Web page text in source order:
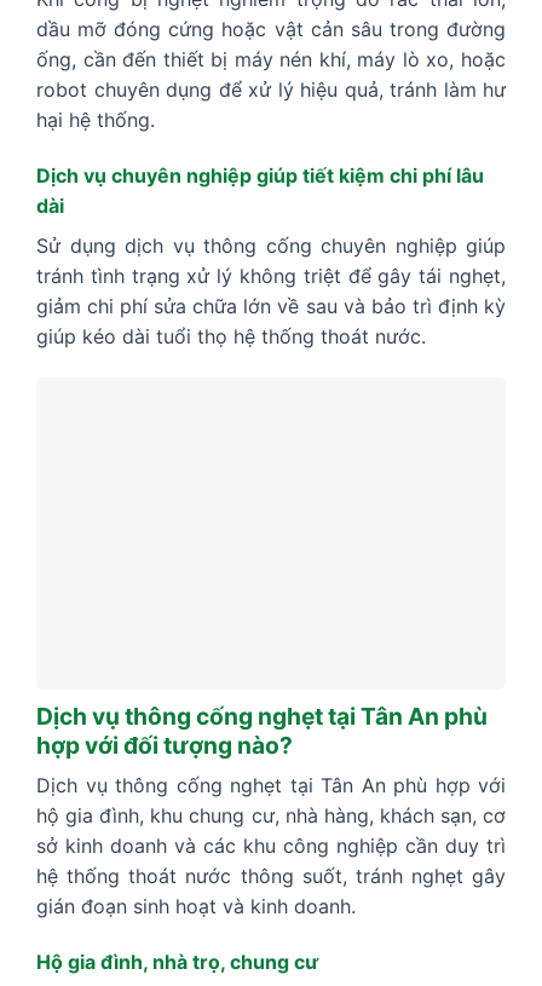
dầu mỡ đóng cứng hoặc vật cản sâu trong đường
ống, cần đến thiết bị máy nén khí, máy lò xo, hoặc
robot chuyên dụng để xử lý hiệu quả, tránh làm hư
hại hệ thống.
Dịch vụ chuyên nghiệp giúp tiết kiệm chi phí lâu
dài
Sử dụng dịch vụ thông cống chuyên nghiệp giúp
tránh tình trạng xử lý không triệt để gây tái nghẹt,
giảm chi phí sửa chữa lớn về sau và bảo trì định kỳ
giúp kéo dài tuổi thọ hệ thống thoát nước.
Dịch vụ thông cống nghẹt tại Tân An phù
hợp với đối tượng nào?
Dịch vụ thông cống nghẹt tại Tân An phù hợp với
hộ gia đình, khu chung cư, nhà hàng, khách sạn, cơ
sở kinh doanh và các khu công nghiệp cần duy trì
hệ thống thoát nước thông suốt, tránh nghẹt gây
gián đoạn sinh hoạt và kinh doanh.
Hộ gia đình, nhà trọ, chung cư